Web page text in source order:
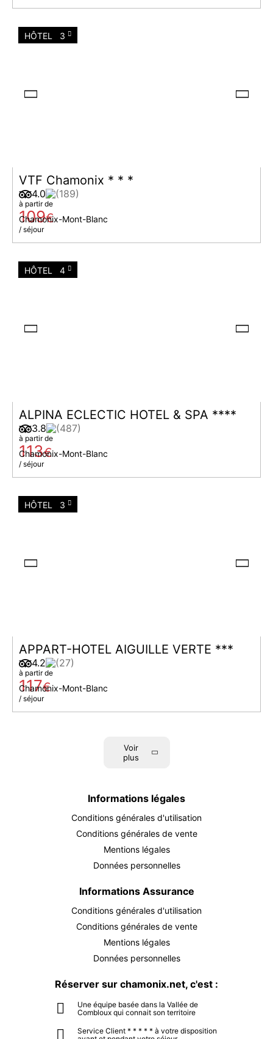
HÔTEL 3
VTF Chamonix * * *
Chamonix-Mont-Blanc
4.0 (189)
à partir de
109€
/ séjour
HÔTEL 4
ALPINA ECLECTIC HOTEL & SPA ****
Chamonix-Mont-Blanc
3.8 (487)
à partir de
113€
/ séjour
HÔTEL 3
APPART-HOTEL AIGUILLE VERTE ***
Chamonix-Mont-Blanc
4.2 (27)
à partir de
117€
/ séjour
Voir
plus
Informations légales
Conditions générales d'utilisation
Conditions générales de vente
Mentions légales
Données personnelles
Informations Assurance
Conditions générales d'utilisation
Conditions générales de vente
Mentions légales
Données personnelles
Réserver sur chamonix.net, c'est :
Une équipe basée dans la Vallée de
Combloux qui connait son territoire
Service Client * * * * * à votre disposition